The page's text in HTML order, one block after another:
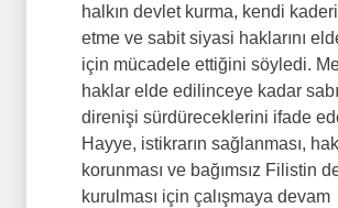
halkın devlet kurma, kendi
etme ve sabit siyasi haklarını
için mücadele ettiğini söyledi.
haklar elde edilinceye kadar
direnişi sürdüreceklerini ifade
Hayye, istikrarın sağlanması,
korunması ve bağımsız Filistin
kurulması için çalışmaya devam